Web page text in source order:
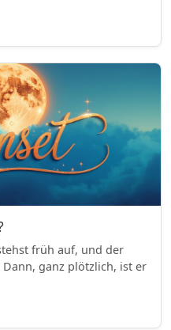
früh auf, und der
ganz plötzlich, ist er